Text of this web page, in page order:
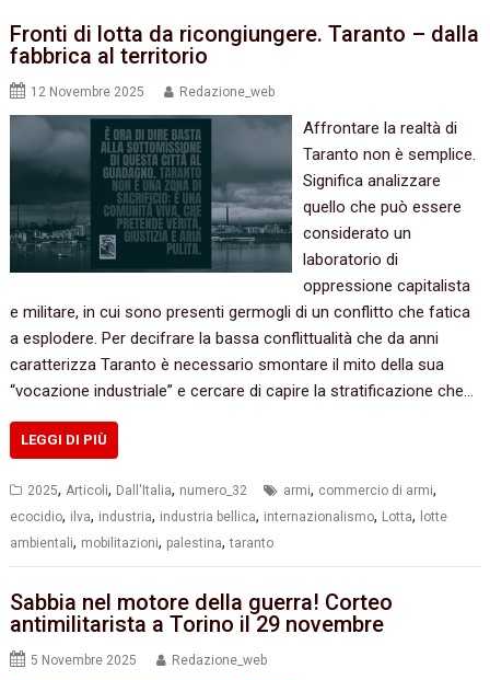
Fronti di lotta da ricongiungere. Taranto – dalla
fabbrica al territorio
12 Novembre 2025 Redazione_web
Affrontare la realtà di
Taranto non è semplice.
Significa analizzare
quello che può essere
considerato un
laboratorio di
oppressione capitalista
e militare, in cui sono presenti germogli di un conflitto che fatica
a esplodere. Per decifrare la bassa conflittualità che da anni
caratterizza Taranto è necessario smontare il mito della sua
“vocazione industriale” e cercare di capire la stratificazione che…
LEGGI DI PIÙ
2025, Articoli, Dall'Italia, numero_32 armi, commercio di armi,
ecocidio, ilva, industria, industria bellica, internazionalismo, Lotta,
lotte
ambientali, mobilitazioni, palestina,taranto
Sabbia nel motore della guerra! Corteo
antimilitarista a Torino il 29 novembre
5 Novembre 2025 Redazione_web